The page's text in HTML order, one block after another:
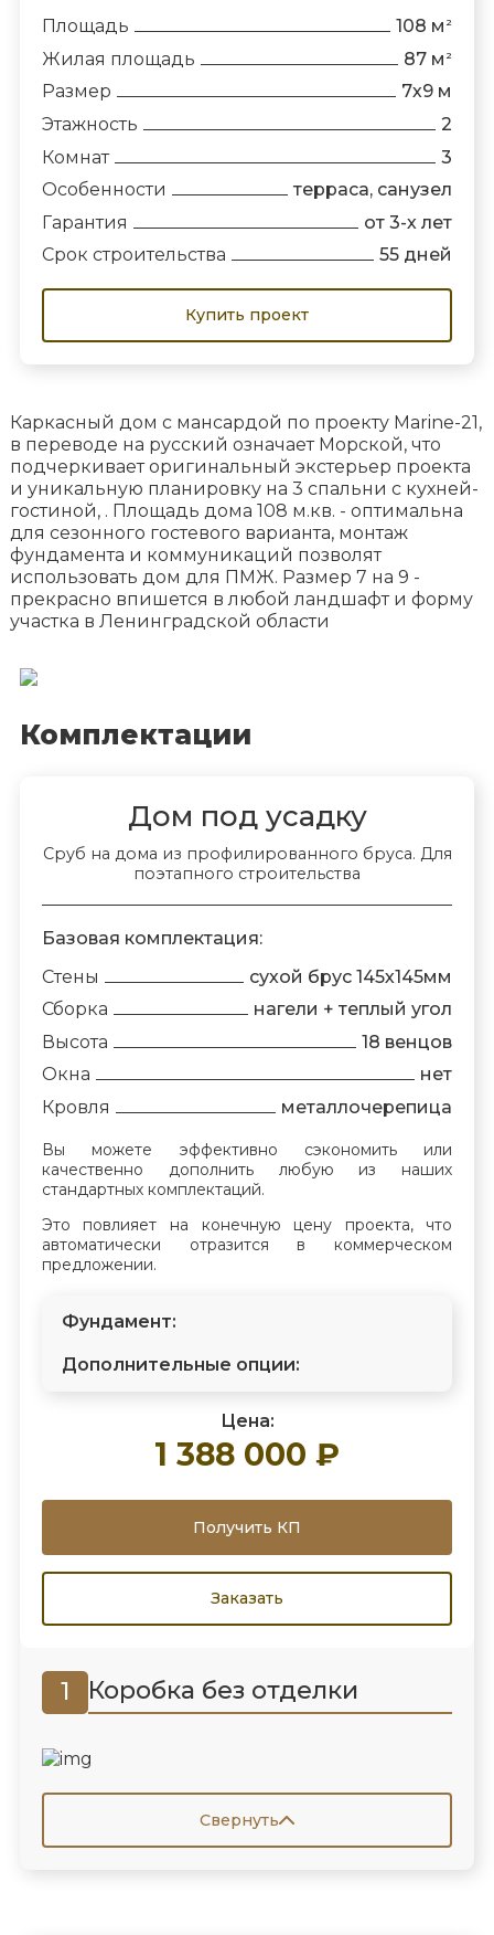
Площадь
108 м 2
Жилая площадь 87 м 2
Размер
7х9 м
Этажность
2
Комнат
3
Особенности
терраса, санузел
Гарантия
от 3-х лет
Срок строительства
55 дней
Купить проект
Каркасный дом с мансардой по проекту Marine-21,
в переводе на русский означает Морской, что
подчеркивает оригинальный экстерьер проекта
и уникальную планировку на 3 спальни с кухней-
гостиной, . Площадь дома 108 м.кв. - оптимальна
для сезонного гостевого варианта, монтаж
фундамента и коммуникаций позволят
использовать дом для ПМЖ. Размер 7 на 9 -
прекрасно впишется в любой ландшафт и форму
участка в Ленинградской области
Комплектации
1 Коробка без отделки
Свернуть
Дом под усадку
Сруб на дома из профилированного бруса. Для
поэтапного строительства
Базовая комплектация:
Стены
сухой брус 145х145мм
Сборка
нагели + теплый угол
Высота
18 венцов
Окна
нет
Кровля
металлочерепица
Вы можете эффективно сэкономить или
качественно дополнить любую из наших
стандартных комплектаций.
Это повлияет на конечную цену проекта, что
автоматически отразится в коммерческом
предложении.
Фундамент:
Дополнительные опции:
Цена:
1 388 000 ₽
Получить КП
Заказать